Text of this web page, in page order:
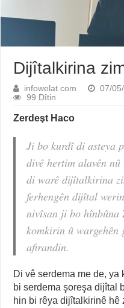
Dijîtalkirina
infowelat.com 07/
99 Dîtin
Zerdeşt Haco
Ji bo kurdî di asteya
divê hertim alavên
di warê dijîtalkirina
ferhengên dijîtal
nivîsan ji bo hînbûna
komkirin û wargehên
afirandin.
Di vê serdema me de,
bi serdema şoreşa dijîtal
hin bi rêya dijîtalkirinê hê